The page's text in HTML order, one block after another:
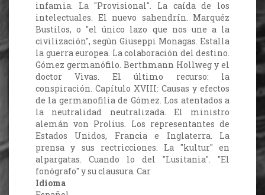
infamia. La "Provisional". La caída de los
intelectuales. El nuevo sahendrín. Marquéz
Bustilos, o "el único lazo que nos une a la
civilización", según Giuseppi Monagas. Estalla
la guerra europea. La colaboración del destino.
Gómez germanófilo. Berthmann Hollweg y el
doctor Vivas. El último recurso: la
conspiración. Capítulo XVIII: Causas y efectos
de la germanofilia de Gómez. Los atentados a
la neutralidad neutralizada. El ministro
alemán von Prolius. Los representantes de
Estados Unidos, Francia e Inglaterra. La
prensa y sus rectricciones. La "kultur" en
alpargatas. Cuando lo del "Lusitania". "El
fonógrafo" y su clausura. Car
Idioma